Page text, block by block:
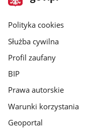
gov.pl
gov.pl
Polityka cookies
Służba cywilna
Profil zaufany
BIP
Prawa autorskie
Warunki korzystania
Geoportal